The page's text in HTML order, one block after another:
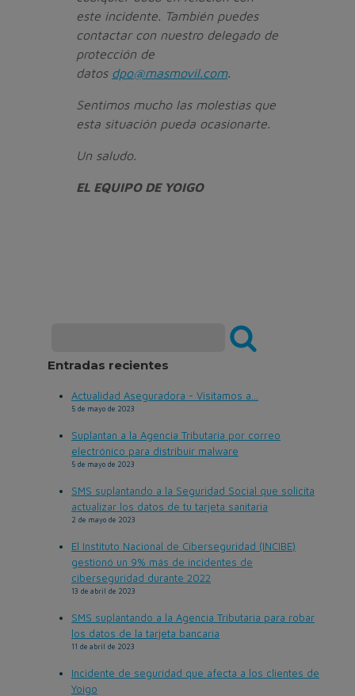
este incidente. También puedes
contactar con nuestro delegado de
protección de
datos dpo@masmovil.com.
Sentimos mucho las molestias que
esta situación pueda ocasionarte.
Un saludo.
EL EQUIPO DE YOIGO
Entradas recientes
Actualidad Aseguradora - Visitamos a...
5 de mayo de 2023
Suplantan a la Agencia Tributaria por correo
electrónico para distribuir malware
5 de mayo de 2023
SMS suplantando a la Seguridad Social que solicita
actualizar los datos de tu tarjeta sanitaria
2 de mayo de 2023
El Instituto Nacional de Ciberseguridad (INCIBE)
gestionó un 9% más de incidentes de
ciberseguridad durante 2022
13 de abril de 2023
SMS suplantando a la Agencia Tributaria para robar
los datos de la tarjeta bancaria
11 de abril de 2023
Incidente de seguridad que afecta a los clientes de
Yoigo